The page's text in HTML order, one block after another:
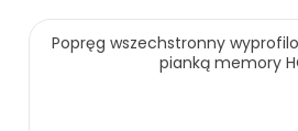
189.00 zł 229.00
Popręg wszechstronny
pianką memory